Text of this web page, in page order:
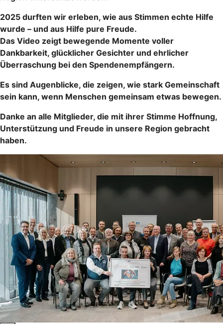
2025 durften wir erleben, wie aus Stimmen echte Hilfe
wurde – und aus Hilfe pure Freude.
Das Video zeigt bewegende Momente voller
Dankbarkeit, glücklicher Gesichter und ehrlicher
Überraschung bei den Spendenempfängern.
Es sind Augenblicke, die zeigen, wie stark Gemeinschaft
sein kann, wenn Menschen gemeinsam etwas bewegen.
Danke an alle Mitglieder, die mit ihrer Stimme Hoffnung,
Unterstützung und Freude in unsere Region gebracht
haben.